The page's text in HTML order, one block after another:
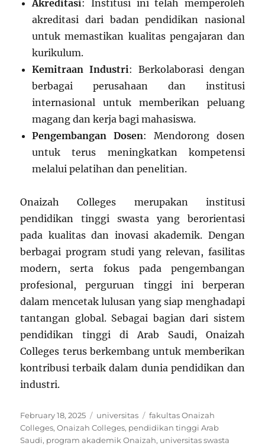
Akreditasi: Institusi ini telah memperoleh
akreditasi dari badan pendidikan nasional
untuk memastikan kualitas pengajaran dan
kurikulum.
Kemitraan Industri: Berkolaborasi dengan
berbagai perusahaan dan institusi
internasional untuk memberikan peluang
magang dan kerja bagi mahasiswa.
Pengembangan Dosen: Mendorong dosen
untuk terus meningkatkan kompetensi
melalui pelatihan dan penelitian.
Onaizah Colleges merupakan institusi
pendidikan tinggi swasta yang berorientasi
pada kualitas dan inovasi akademik. Dengan
berbagai program studi yang relevan, fasilitas
modern, serta fokus pada pengembangan
profesional, perguruan tinggi ini berperan
dalam mencetak lulusan yang siap menghadapi
tantangan global. Sebagai bagian dari sistem
pendidikan tinggi di Arab Saudi, Onaizah
Colleges terus berkembang untuk memberikan
kontribusi terbaik dalam dunia pendidikan dan
industri.
Posted
on
February 18, 2025 Categories
universitas Tags
fakultas Onaizah
Colleges,Onaizah Colleges, pendidikan tinggi Arab
Saudi, program akademik Onaizah, universitas swasta